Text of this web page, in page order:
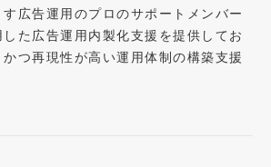
広告運用のプロのサポートメンバー
た広告運用内製化支援を提供してお
つ再現性が高い運用体制の構築支援